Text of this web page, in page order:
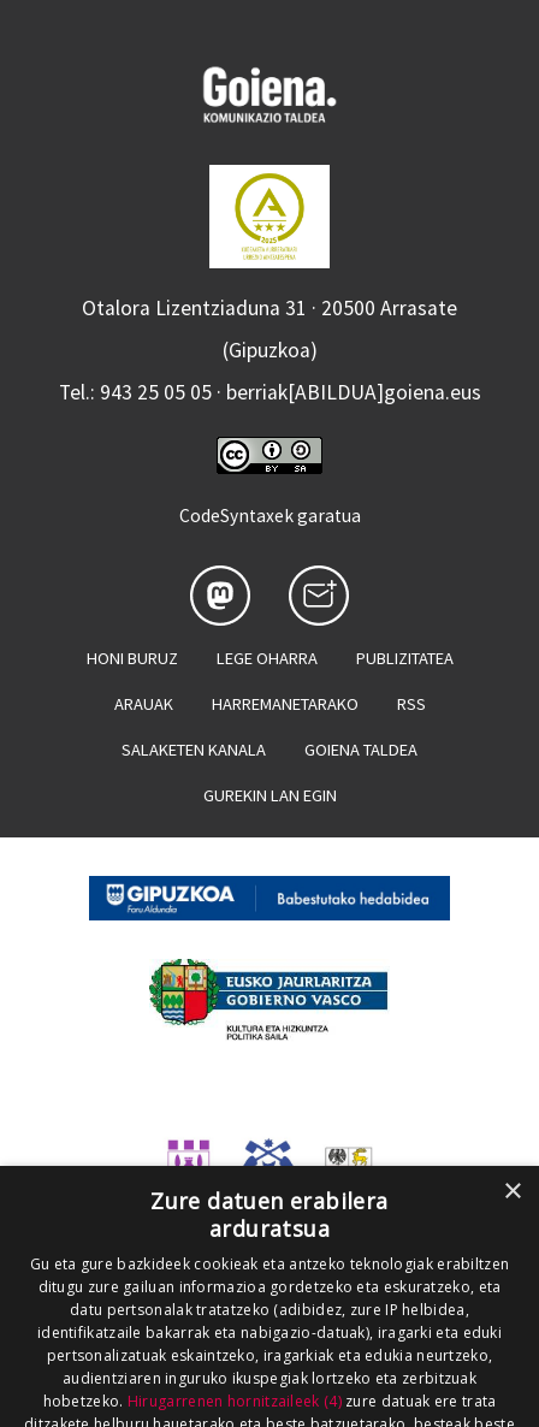
Otalora Lizentziaduna 31 · 20500 Arrasate
(Gipuzkoa)
Tel.: 943 25 05 05 · berriak[ABILDUA]goiena.eus
CodeSyntaxek garatua
HONI BURUZ LEGE OHARRA PUBLIZITATEA
ARAUAK HARREMANETARAKO RSS
SALAKETEN KANALA GOIENA TALDEA
GUREKIN LAN EGIN
×
Zure datuen erabilera
arduratsua
Gu eta gure bazkideek cookieak eta antzeko teknologiak erabiltzen
ditugu zure gailuan informazioa gordetzeko eta eskuratzeko, eta
datu pertsonalak tratatzeko (adibidez, zure IP helbidea,
identifikatzaile bakarrak eta nabigazio-datuak), iragarki eta eduki
pertsonalizatuak eskaintzeko, iragarkiak eta edukia neurtzeko,
audientziaren inguruko ikuspegiak lortzeko eta zerbitzuak
hobetzeko. Hirugarrenen hornitzaileek (4)zure datuak ere trata